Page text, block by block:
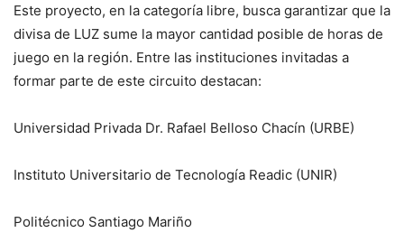
Este proyecto, en la categoría libre, busca garantizar que la
divisa de LUZ sume la mayor cantidad posible de horas de
juego en la región. Entre las instituciones invitadas a
formar parte de este circuito destacan:
Universidad Privada Dr. Rafael Belloso Chacín (URBE)
Instituto Universitario de Tecnología Readic (UNIR)
Politécnico Santiago Mariño